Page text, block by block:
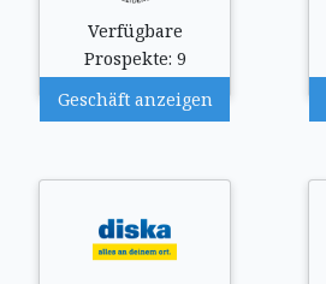
Verfügbare
Prospekte: 9
Geschäft anzeigen